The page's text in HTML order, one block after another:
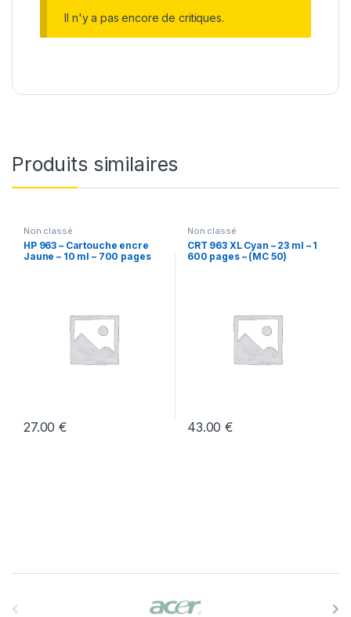
Il n'y a pas encore de critiques.
Produits similaires
Non classé
HP 963 – Cartouche encre
Jaune – 10 ml – 700 pages
27.00€
Non classé
CRT 963 XL Cyan – 23 ml – 1
600 pages – (MC 50)
43.00€